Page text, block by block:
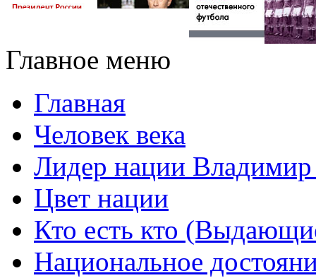
Главное меню
Главная
Человек века
Лидер нации
Цвет нации
Кто есть кто
Национальное